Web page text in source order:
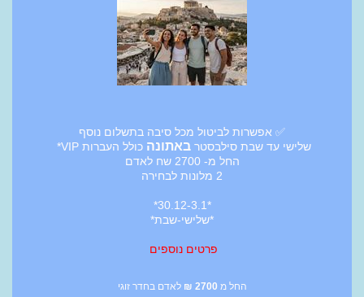
✅ אפשרות לביטול מכל סיבה בתשלום נוסף
שלישי עד שבת סילבסטרבאתונה כולל העברות VIP*
החל מ- 2700 שח לאדם
2 מלונות לבחירה
*30.12-3.1*
*שלישי-שבת*
פרטים נוספים
החל מ 2700
₪ לאדם בחדר זוגי